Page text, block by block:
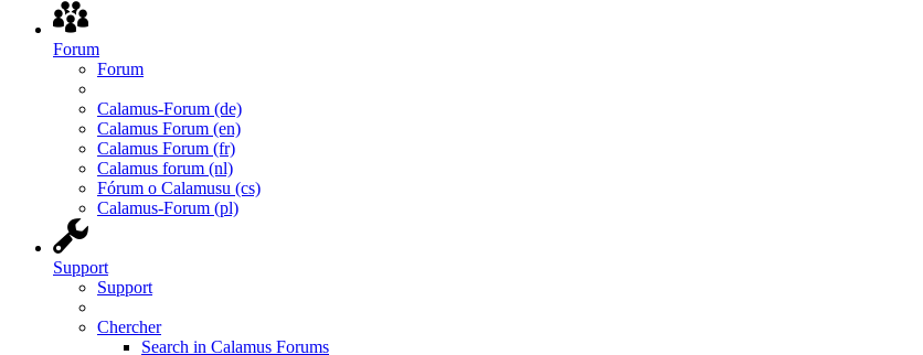
Forum
Forum
Calamus-Forum (de)
Calamus Forum (en)
Calamus Forum (fr)
Calamus forum (nl)
Fórum o Calamusu (cs)
Calamus-Forum (pl)
Support
Support
Chercher
Search in Calamus Forums